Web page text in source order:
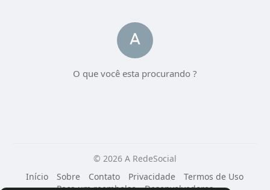
O que você esta procurando ?
© 2026 A RedeSocial
Início
Sobre Contato Privacidade
Termos de Uso